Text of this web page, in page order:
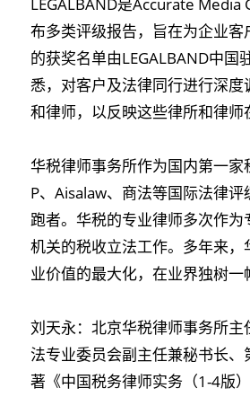
布多类评级报告，旨在为企业
的获奖名单由LEGALBAND中
悉，对客户及法律同行进行深
和律师，以反映这些律所和律师
华税律师事务所作为国内第一
P、Aisalaw、商法等国际法律
跑者。华税的专业律师多次作
机关的税收立法工作。多年来
业价值的最大化，在业界独树一
刘天永：北京华税律师事务所
法专业委员会副主任兼秘书长
著《中国税务律师实务（1-4版